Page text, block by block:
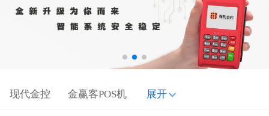
现代金控 金赢客POS机 展开